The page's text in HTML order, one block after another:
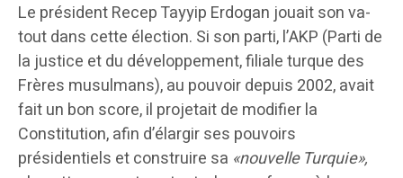
Le président Recep Tayyip Erdogan jouait son va-
tout dans cette élection. Si son parti, l’AKP (Parti de
la justice et du développement, filiale turque des
Frères musulmans), au pouvoir depuis 2002, avait
fait un bon score, il projetait de modifier la
Constitution, afin d’élargir ses pouvoirs
présidentiels et construire sa «nouvelle Turquie»,